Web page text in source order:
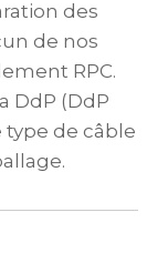
des
de nos
RPC.
DdP (DdP
type de câble